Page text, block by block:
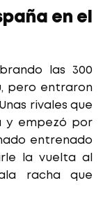
en el
las 300
pero entraron
rivales que
y empezó por
entrenado
la vuelta al
racha que